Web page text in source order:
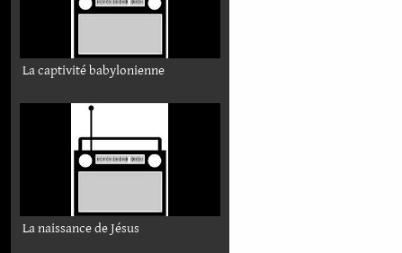
La captivité babylonienne
La naissance de Jésus